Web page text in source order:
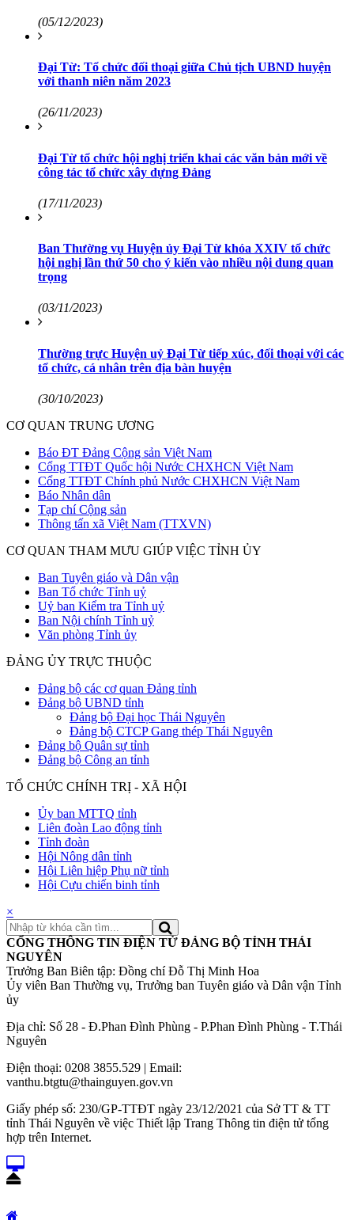
(05/12/2023)
Đại Từ: Tổ chức đối thoại giữa Chủ tịch UBND huyện
với thanh niên năm 2023
(26/11/2023)
Đại Từ tổ chức hội nghị triển khai các văn bản mới về
công tác tổ chức xây dựng Đảng
(17/11/2023)
Ban Thường vụ Huyện ủy Đại Từ khóa XXIV tổ chức
hội nghị lần thứ 50 cho ý kiến vào nhiều nội dung quan
trọng
(03/11/2023)
Thường trực Huyện uỷ Đại Từ tiếp xúc, đối thoại với các
tổ chức, cá nhân trên địa bàn huyện
(30/10/2023)
CƠ QUAN TRUNG ƯƠNG
Báo ĐT Đảng Cộng sản Việt Nam
Cổng TTĐT Quốc hội Nước CHXHCN Việt Nam
Cổng TTĐT Chính phủ Nước CHXHCN Việt Nam
Báo Nhân dân
Tạp chí Cộng sản
Thông tấn xã Việt Nam (TTXVN)
CƠ QUAN THAM MƯU GIÚP VIỆC TỈNH ỦY
Ban Tuyên giáo và Dân vận
Ban Tổ chức Tỉnh uỷ
Uỷ ban Kiểm tra Tỉnh uỷ
Ban Nội chính Tỉnh uỷ
Văn phòng Tỉnh ủy
ĐẢNG ỦY TRỰC THUỘC
Đảng bộ các cơ quan Đảng tỉnh
Đảng bộ UBND tỉnh
Đảng bộ Đại học Thái Nguyên
Đảng bộ CTCP Gang thép Thái Nguyên
Đảng bộ Quân sự tỉnh
Đảng bộ Công an tỉnh
TỔ CHỨC CHÍNH TRỊ - XÃ HỘI
Ủy ban MTTQ tỉnh
Liên đoàn Lao động tỉnh
Tỉnh đoàn
Hội Nông dân tỉnh
Hội Liên hiệp Phụ nữ tỉnh
Hội Cựu chiến binh tỉnh
×
CỔNG THÔNG TIN ĐIỆN TỬ ĐẢNG BỘ TỈNH THÁI
NGUYÊN
Trưởng Ban Biên tập: Đồng chí Đỗ Thị Minh Hoa
Ủy viên Ban Thường vụ, Trưởng ban Tuyên giáo và Dân vận Tỉnh
ủy
Địa chỉ: Số 28 - Đ.Phan Đình Phùng - P.Phan Đình Phùng - T.Thái
Nguyên
Điện thoại: 0208 3855.529 | Email:
vanthu.btgtu@thainguyen.gov.vn
Giấy phép số: 230/GP-TTĐT ngày 23/12/2021 của Sở TT & TT
tỉnh Thái Nguyên về việc Thiết lập Trang Thông tin điện tử tổng
hợp trên Internet.